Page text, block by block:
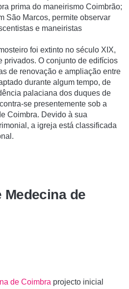
prima do maneirismo Coimbrão;
São Marcos, permite observar
e maneiristas
foi extinto no século XIX,
privados. O conjunto de edifí­cios
de renovação e ampliação entre
durante algum tempo, de
palaciana dos duques de
se presentemente sob a
Coimbra. Devido à sua
a igreja está classificada
Medecina de
de Coimbra projecto inicial